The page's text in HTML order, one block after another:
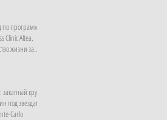
по программе
Clinic Altea,
жизни за
круиз
под звездами
Carlo